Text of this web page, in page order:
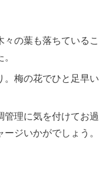
の葉も落ちているこ
。梅の花でひと足早い
管理に気を付けてお過
ジいかがでしょう。